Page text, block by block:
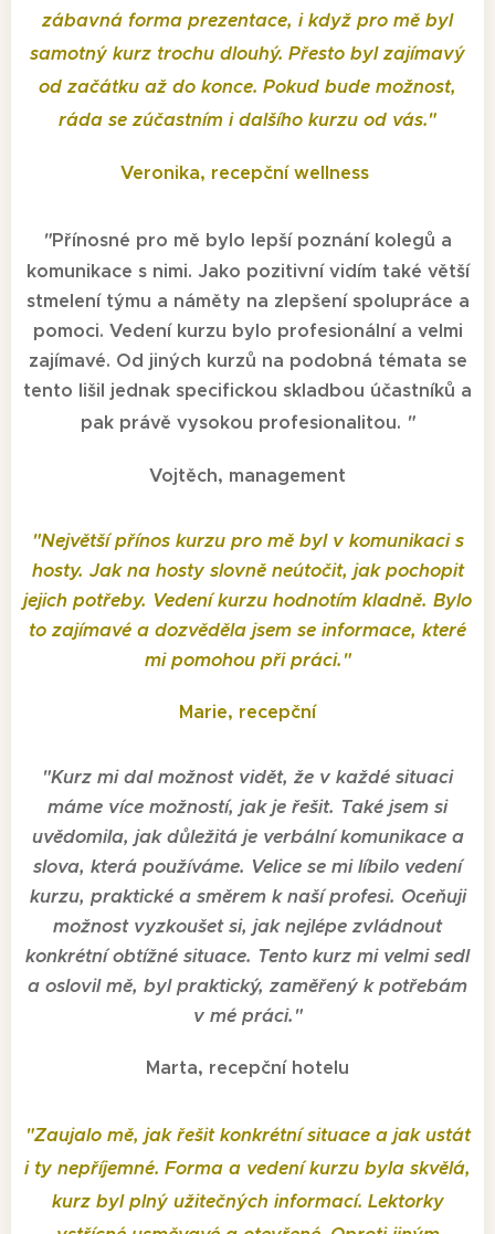
zábavná forma prezentace, i když pro mě byl
samotný kurz trochu dlouhý. Přesto byl zajímavý
od začátku až do konce. Pokud bude možnost,
ráda se zúčastním i dalšího kurzu od vás."
Veronika, recepční wellness
"Přínosné pro mě bylo lepší poznání kolegů a
komunikace s nimi. Jako pozitivní vidím také větší
stmelení týmu a náměty na zlepšení spolupráce a
pomoci. Vedení kurzu bylo profesionální a velmi
zajímavé. Od jiných kurzů na podobná témata se
tento lišil jednak specifickou skladbou účastníků a
pak právě vysokou profesionalitou. "
Vojtěch, management
"Největší přínos kurzu pro mě byl v komunikaci s
hosty. Jak na hosty slovně neútočit, jak pochopit
jejich potřeby. Vedení kurzu hodnotím kladně. Bylo
to zajímavé a dozvěděla jsem se informace, které
mi pomohou při práci."
Marie, recepční
"Kurz mi dal možnost vidět, že v každé situaci
máme více možností, jak je řešit. Také jsem si
uvědomila, jak důležitá je verbální komunikace a
slova, která používáme. Velice se mi líbilo vedení
kurzu, praktické a směrem k naší profesi. Oceňuji
možnost vyzkoušet si, jak nejlépe zvládnout
konkrétní obtížné situace. Tento kurz mi velmi sedl
a oslovil mě, byl praktický, zaměřený k potřebám
v mé práci."
Marta, recepční hotelu
"Zaujalo mě, jak řešit konkrétní situace a jak ustát
i ty nepříjemné. Forma a vedení kurzu byla skvělá,
kurz byl plný užitečných informací. Lektorky